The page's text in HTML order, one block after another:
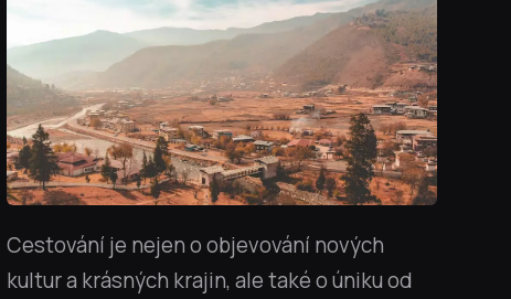
Cestování je nejen o objevování nových
kultur a krásných krajin, ale také o úniku od